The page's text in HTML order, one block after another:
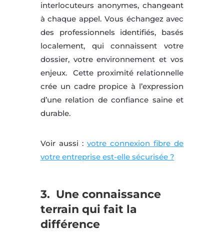
interlocuteurs anonymes, changeant
à chaque appel. Vous échangez avec
des professionnels identifiés, basés
localement, qui connaissent votre
dossier, votre environnement et vos
enjeux. Cette proximité relationnelle
crée un cadre propice à l’expression
d’une relation de confiance saine et
durable.
Voir aussi : votre connexion fibre de
votre entreprise est-elle sécurisée ?
3. Une connaissance
terrain qui fait la
différence